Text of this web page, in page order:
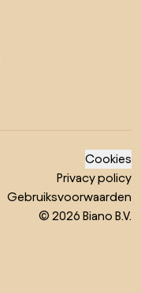
Cookies
Privacy policy
Gebruiksvoorwaarden
© 2026 Biano B.V.